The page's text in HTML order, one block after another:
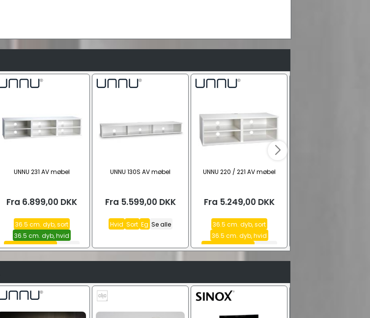
UNNU 231 AV møbel
Fra 6.899,00 DKK
36.5 cm. dyb, sort
36.5 cm. dyb, hvid
45 cm. dyb, hvid Se alle
UNNU 130S AV møbel
Fra 5.599,00 DKK
Hvid Sort Eg Se alle
UNNU 220 / 221 AV møbel
Fra 5.249,00 DKK
36.5 cm. dyb, sort
36.5 cm. dyb, hvid
45 cm. dyb, hvid Se alle